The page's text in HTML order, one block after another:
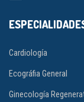
Cardiología
Ecográfia General
Ginecología